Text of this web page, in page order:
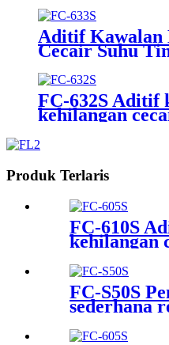
Aditif Kawalan
Cecair Suhu
FC-632S Aditif
kehilangan
Produk Terlaris
FC-610S
kehilangan
FC-S50S
sederhana